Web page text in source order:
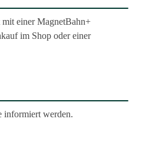
einer MagnetBahn+
im Shop oder einer
informiert werden.